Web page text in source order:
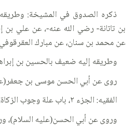
ذكره الصدوق في المشيخة: وطريقه
بن تاتانة- رضي الله عنه-، عن علي بن
عن محمد بن سنان، عن مبارك
وطريقه إليه ضعيف بالحسين بن
روى عن أبي الحسن موسى بن
الفقيه: الجزء ٢، باب علة وجوب الزكاة، الحديث ٢.
وروى عن أبي الحسن(عليه السلام)،